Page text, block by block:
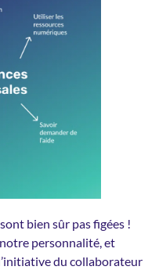
bien sûr pas figées !
notre personnalité, et
du collaborateur